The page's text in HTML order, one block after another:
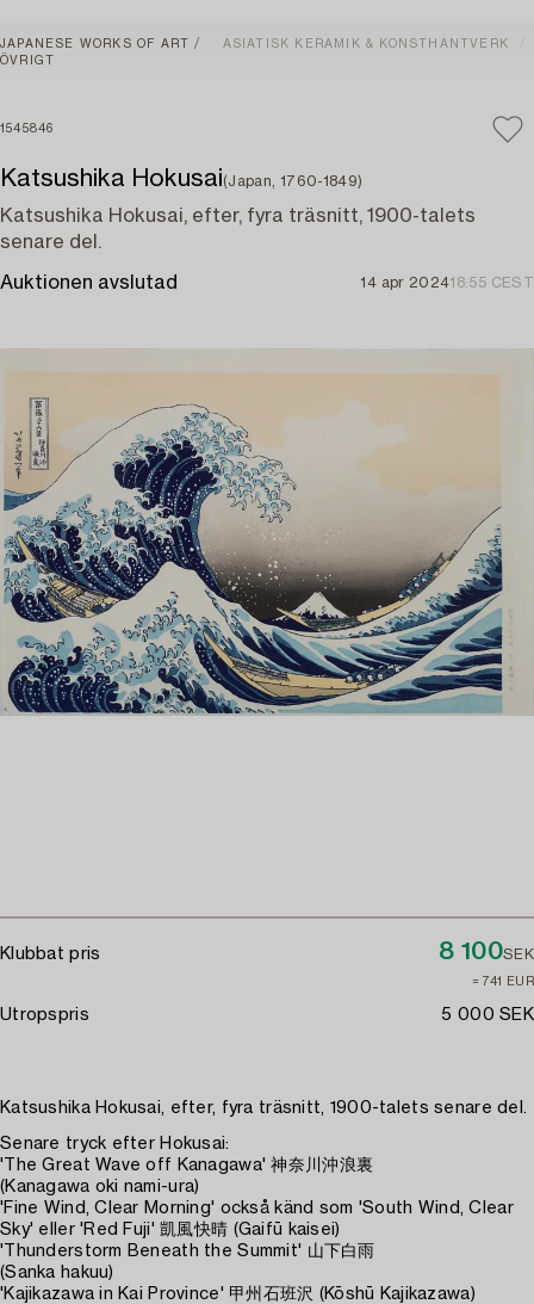
JAPANESE WORKS OF ART
ASIATISK KERAMIK & KONSTHANTVERK
ÖVRIGT
1545846
Katsushika Hokusai(Japan, 1760-1849)
Katsushika Hokusai, efter, fyra träsnitt, 1900-talets
senare del.
Auktionen avslutad 14 apr 202418:55 CEST
Klubbat pris 8 100SEK
≈ 741 EUR
Utropspris 5 000 SEK
Katsushika Hokusai, efter, fyra träsnitt, 1900-talets senare del.
Senare tryck efter Hokusai:
'The Great Wave off Kanagawa' 神奈川沖浪裏
(Kanagawa oki nami-ura)
'Fine Wind, Clear Morning' också känd som 'South Wind, Clear
Sky' eller 'Red Fuji' 凱風快晴 (Gaifū kaisei)
'Thunderstorm Beneath the Summit' 山下白雨
(Sanka hakuu)
'Kajikazawa in Kai Province' 甲州石班沢 (Kōshū Kajikazawa)